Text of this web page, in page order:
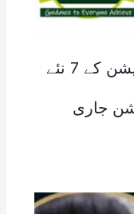
آزاد کشمیر پبلک سروس کمیشن کے 7 نئے
جاری